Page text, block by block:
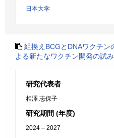
日本大学
組換えBCGとDNAワクチン
よる新たなワクチン開発の試み
研究代表者
相澤 志保子
研究期間 (年度)
2024 – 2027